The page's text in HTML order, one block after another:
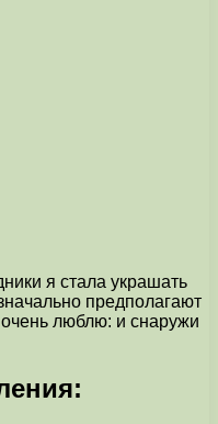
я стала украшать
предполагают
люблю: и снаружи